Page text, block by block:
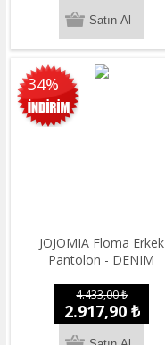
34%
JOJOMIA Floma Erkek
Pantolon - DENIM
4.433,00 ₺
2.917,90 ₺